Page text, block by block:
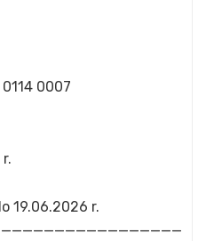
0007
19.06.2026 r.